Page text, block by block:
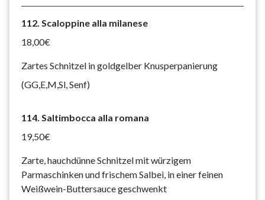
112. Scaloppine alla milanese
18,00€
Zartes Schnitzel in goldgelber Knusperpanierung
(GG,E,M,Sl, Senf)
114. Saltimbocca alla romana
19,50€
Zarte, hauchdünne Schnitzel mit würzigem
Parmaschinken und frischem Salbei, in einer feinen
Weißwein-Buttersauce geschwenkt